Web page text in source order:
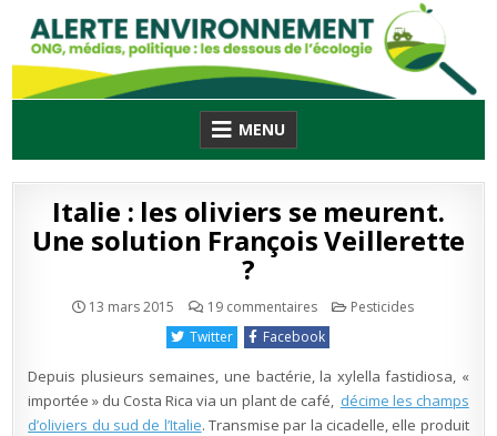
content
MENU
Italie : les oliviers se meurent.
Une solution François Veillerette
?
13 mars 2015 19 commentairessur
:
les
se
meurent.
Une
solution
François
Publié
Pesticides
Twitter
Facebook
Depuis plusieurs semaines, une bactérie, la xylella fastidiosa, «
importée » du Costa Rica via un plant de café, décime les champs
d’oliviers du sud de l’Italie. Transmise par la cicadelle, elle produit